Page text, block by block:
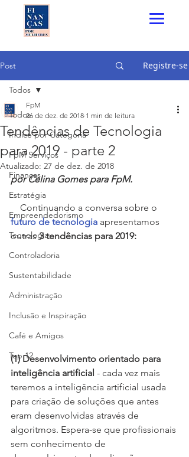
Post Registre-se
Todos
Índice por Categoria
FpM Serviços
Finanças
Estratégia
Empreendedorismo
Tecnologia
Controladoria
Sustentabilidade
Administração
Inclusão e Inspiração
Café e Amigos
Top 12
Todos
Tendências de Tecnologia
para 2019 - parte 2
FpM
26 de dez. de 2018 1 min de leitura
Atualizado: 27 de dez. de 2018
por Celina Gomes para FpM.
    Continuando a conversa sobre o
futuro de tecnologia apresentamos
outras 3 tendências para 2019:
(1) Desenvolvimento orientado para
inteligência artificial - cada vez mais
teremos a inteligência artificial usada
para criação de soluções que antes
eram desenvolvidas através de
algoritmos. Espera-se que profissionais
sem conhecimento de